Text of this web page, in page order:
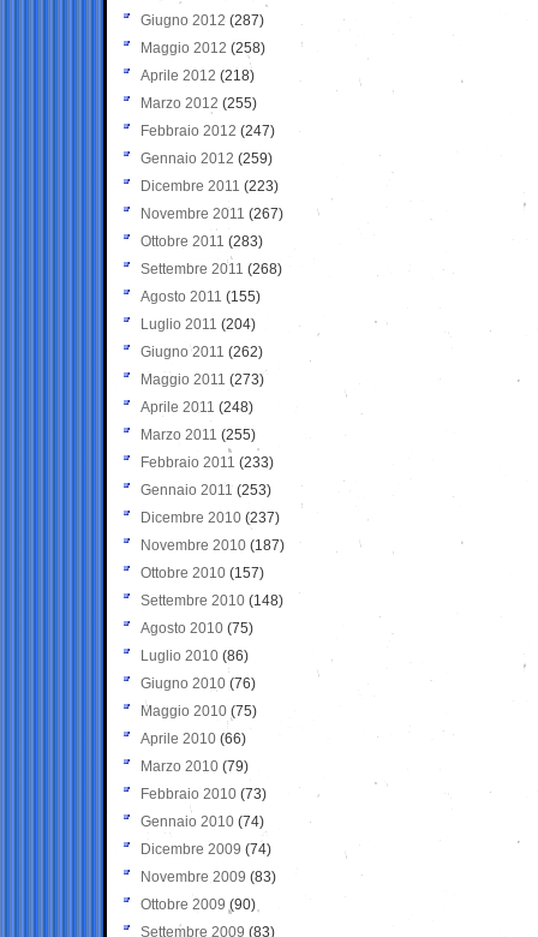
Giugno 2012 (287)
Maggio 2012 (258)
Aprile 2012 (218)
Marzo 2012 (255)
Febbraio 2012 (247)
Gennaio 2012 (259)
Dicembre 2011 (223)
Novembre 2011 (267)
Ottobre 2011 (283)
Settembre 2011 (268)
Agosto 2011 (155)
Luglio 2011 (204)
Giugno 2011 (262)
Maggio 2011 (273)
Aprile 2011 (248)
Marzo 2011 (255)
Febbraio 2011 (233)
Gennaio 2011 (253)
Dicembre 2010 (237)
Novembre 2010 (187)
Ottobre 2010 (157)
Settembre 2010 (148)
Agosto 2010 (75)
Luglio 2010 (86)
Giugno 2010 (76)
Maggio 2010 (75)
Aprile 2010 (66)
Marzo 2010 (79)
Febbraio 2010 (73)
Gennaio 2010 (74)
Dicembre 2009 (74)
Novembre 2009 (83)
Ottobre 2009 (90)
Settembre 2009 (83)